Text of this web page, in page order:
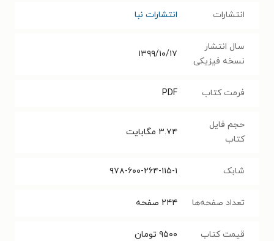
انتشارات انتشارات نبا
سال انتشار
نسخه فیزیکی
۱۳۹۹/۱۰/۱۷
فرمت کتاب PDF
حجم فایل
کتاب
۳.۷۴ مگابایت
شابک ۹۷۸-۶۰۰-۲۶۴-۱۱۵-۱
تعداد صفحه‌ها ۲۴۴ صفحه
قیمت کتاب ۹۵۰۰ تومان